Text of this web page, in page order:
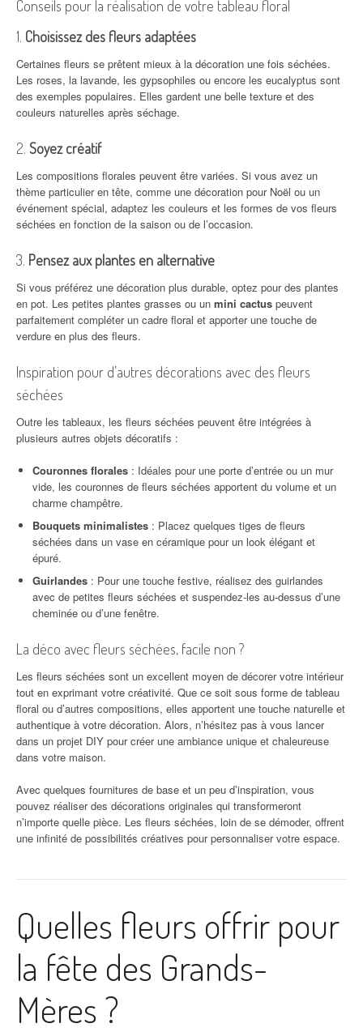
Conseils pour la réalisation de votre tableau floral
1. Choisissez des fleurs adaptées
Certaines fleurs se prêtent mieux à la décoration une fois séchées.
Les roses, la lavande, les gypsophiles ou encore les eucalyptus sont
des exemples populaires. Elles gardent une belle texture et des
couleurs naturelles après séchage.
2. Soyez créatif
Les compositions florales peuvent être variées. Si vous avez un
thème particulier en tête, comme une décoration pour Noël ou un
événement spécial, adaptez les couleurs et les formes de vos fleurs
séchées en fonction de la saison ou de l’occasion.
3. Pensez aux plantes en alternative
Si vous préférez une décoration plus durable, optez pour des plantes
en pot. Les petites plantes grasses ou un mini cactus peuvent
parfaitement compléter un cadre floral et apporter une touche de
verdure en plus des fleurs.
Inspiration pour d’autres décorations avec des fleurs
séchées
Outre les tableaux, les fleurs séchées peuvent être intégrées à
plusieurs autres objets décoratifs :
Couronnes florales : Idéales pour une porte d’entrée ou un mur
vide, les couronnes de fleurs séchées apportent du volume et un
charme champêtre.
Bouquets minimalistes : Placez quelques tiges de fleurs
séchées dans un vase en céramique pour un look élégant et
épuré.
Guirlandes : Pour une touche festive, réalisez des guirlandes
avec de petites fleurs séchées et suspendez-les au-dessus d’une
cheminée ou d’une fenêtre.
La déco avec fleurs séchées, facile non ?
Les fleurs séchées sont un excellent moyen de décorer votre intérieur
tout en exprimant votre créativité. Que ce soit sous forme de tableau
floral ou d’autres compositions, elles apportent une touche naturelle et
authentique à votre décoration. Alors, n’hésitez pas à vous lancer
dans un projet DIY pour créer une ambiance unique et chaleureuse
dans votre maison.
Avec quelques fournitures de base et un peu d’inspiration, vous
pouvez réaliser des décorations originales qui transformeront
n’importe quelle pièce. Les fleurs séchées, loin de se démoder, offrent
une infinité de possibilités créatives pour personnaliser votre espace.
Quelles fleurs offrir pour
la fête des Grands-
Mères ?